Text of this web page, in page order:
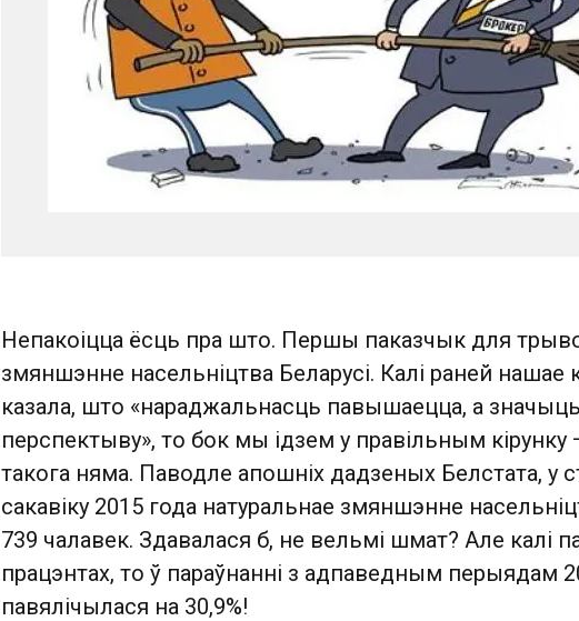
Непакоіцца ёсць пра што. Першы паказчык для
змяншэнне насельніцтва Беларусі. Калі раней нашае
казала, што «нараджальнасць павышаецца, а
перспектыву», то бок мы ідзем у правільным кірунку
такога няма. Паводле апошніх дадзеных Белстата, у
сакавіку 2015 года натуральнае змяншэнне
739 чалавек. Здавалася б, не вельмі шмат? Але калі
працэнтах, то ў параўнанні з адпаведным перыядам
павялічылася на 30,9%!